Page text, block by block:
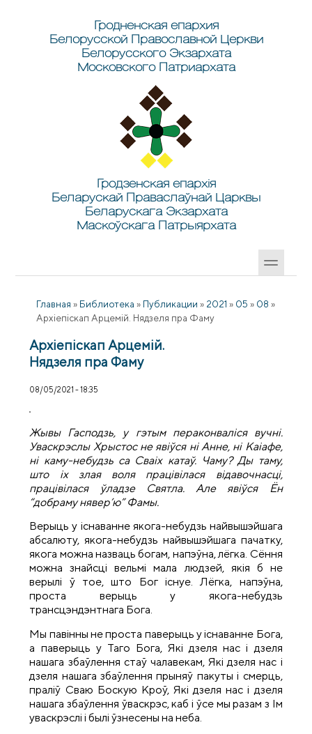
Гродненская епархия
Белорусской Православной Церкви
Белорусского Экзархата
Московского Патриархата
Гродзенская епархія
Беларускай Праваслаўнай Царквы
Беларускага Экзархата
Маскоўскага Патрыярхата
Главная » Библиотека » Публикации » 2021 » 05 » 08 »
Архiепiскап Арцемiй. Нядзеля пра Фаму
Архiепiскап Арцемiй.
Нядзеля пра Фаму
08/05/2021 - 18:35
Жывы Гасподзь, у гэтым пераконваліся вучні.
Уваскрэслы Хрыстос не явіўся ні Анне, ні Каіафе,
ні каму-небудзь са Сваіх катаў. Чаму? Ды таму,
што іх злая воля працівілася відавочнасці,
працівілася ўладзе Святла. Але явіўся Ён
“добраму нявер’ю” Фамы.
Верыць у існаванне якога-небудзь найвышэйшага
абсалюту, якога-небудзь найвышэйшага пачатку,
якога можна назваць богам, напэўна, лёгка. Сёння
можна знайсці вельмі мала людзей, якія б не
верылі ў тое, што Бог існуе. Лёгка, напэўна,
проста верыць у якога-небудзь
трансцэндэнтнага Бога.
Мы павінны не проста паверыць у існаванне Бога,
а паверыць у Таго Бога, Які дзеля нас і дзеля
нашага збаўлення стаў чалавекам, Які дзеля нас і
дзеля нашага збаўлення прыняў пакуты і смерць,
праліў Сваю Боскую Кроў, Які дзеля нас і дзеля
нашага збаўлення ўваскрэс, каб і ўсе мы разам з Ім
уваскрэслі і былі ўзнесены на неба.